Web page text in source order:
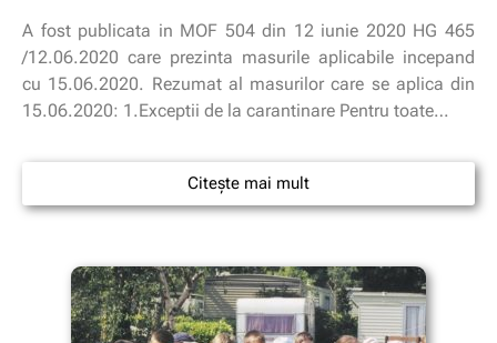
A fost publicata in MOF 504 din 12 iunie 2020 HG 465
/12.06.2020 care prezinta masurile aplicabile incepand
cu 15.06.2020. Rezumat al masurilor care se aplica din
15.06.2020: 1.Exceptii de la carantinare Pentru toate…
Citește mai mult